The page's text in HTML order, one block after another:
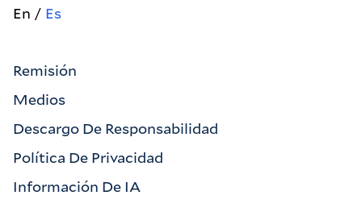
En Es
Remisión
Medios
Descargo De Responsabilidad
Política De Privacidad
Información De IA